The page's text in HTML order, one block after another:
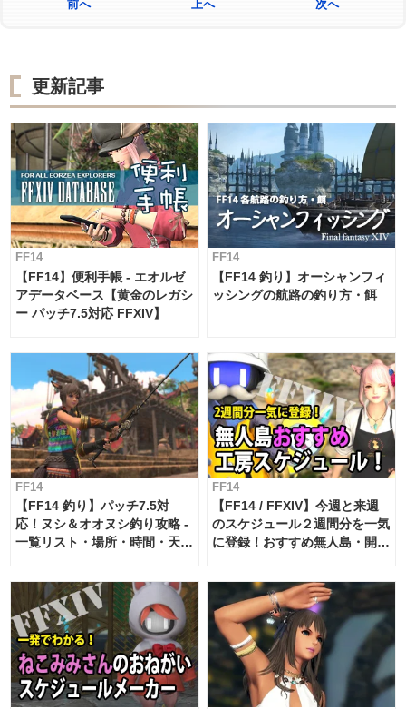
前へ 上へ 次へ
更新記事
FF14
【FF14】便利手帳 - エオルゼ
アデータベース【黄金のレガシ
ー パッチ7.5対応 FFXIV】
FF14
【FF14 釣り】オーシャンフィ
ッシングの航路の釣り方・餌
FF14
【FF14 釣り】パッチ7.5対
応！ヌシ＆オオヌシ釣り攻略 -
一覧リスト・場所・時間・天
FF14
【FF14 / FFXIV】今週と来週
のスケジュール２週間分を一気
に登録！おすすめ無人島・開拓
対応 / 毎週更新中】